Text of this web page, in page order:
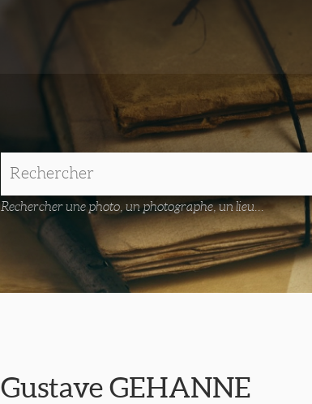
Rechercher une photo, un photographe, un lieu...
Gustave GEHANNE